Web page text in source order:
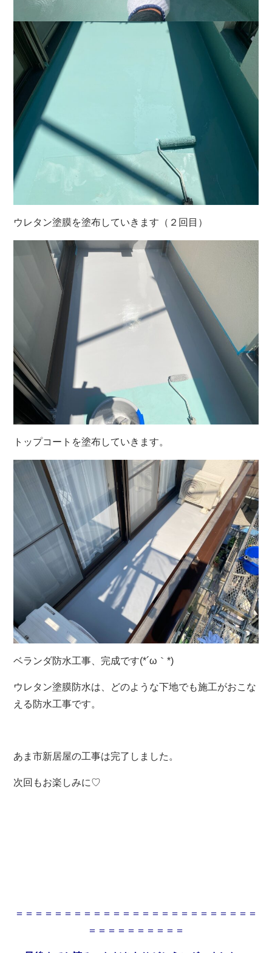
ウレタン塗膜を塗布していきます（２回目）
トップコートを塗布していきます。
ベランダ防水工事、完成です(*´ω｀*)
ウレタン塗膜防水は、どのような下地でも施工がおこな
える防水工事です。
あま市新居屋の工事は完了しました。
次回もお楽しみに♡
＝＝＝＝＝＝＝＝＝＝＝＝＝＝＝＝＝＝＝＝＝＝＝＝＝
＝＝＝＝＝＝＝＝＝＝